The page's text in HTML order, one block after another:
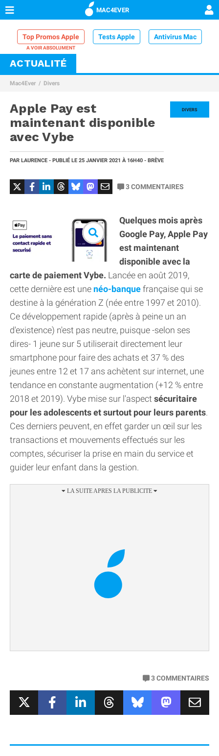
MAC4EVER
Top Promos Apple Tests Apple Antivirus Mac
VPN Mac
Comparatif iPhone
ACTUALITÉ
Mac4Ever Divers
DIVERS
Apple Pay est
maintenant disponible
avec Vybe
PAR LAURENCE - PUBLIÉ LE 25 JANVIER 2021 À 16H40 - BRÈVE
3COMMENTAIRES
Quelques mois après
Google Pay, Apple Pay
est maintenant
disponible avec la
carte de paiement Vybe. Lancée en août 2019,
cette dernière est une néo-banquefrançaise qui se
destine à la génération Z (née entre 1997 et 2010).
Ce développement rapide (après à peine un an
d'existence) n'est pas neutre, puisque -selon ses
dires- 1 jeune sur 5 utiliserait directement leur
smartphone pour faire des achats et 37 % des
jeunes entre 12 et 17 ans achètent sur internet, une
tendance en constante augmentation (+12 % entre
2018 et 2019). Vybe mise sur l'aspect sécuritaire
pour les adolescents et surtout pour leurs parents.
Ces derniers peuvent, en effet garder un œil sur les
transactions et mouvements effectués sur les
comptes, sécuriser la prise en main du service et
guider leur enfant dans la gestion.
3COMMENTAIRES